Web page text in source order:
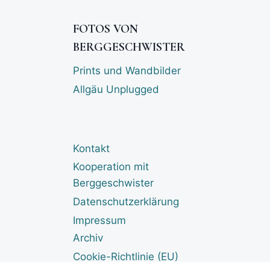
FOTOS VON
BERGGESCHWISTER
Prints und Wandbilder
Allgäu Unplugged
Kontakt
Kooperation mit
Berggeschwister
Datenschutzerklärung
Impressum
Archiv
Cookie-Richtlinie (EU)